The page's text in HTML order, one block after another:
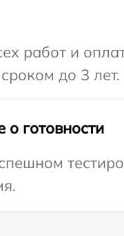
работ и
до 3 лет.
готовности